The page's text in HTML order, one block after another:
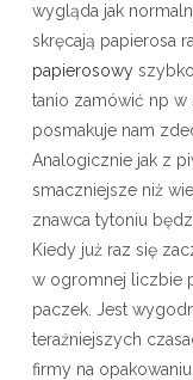
wygląda jak
skręcają papierosa
papierosowy
tanio zamówić np w
posmakuje nam
Analogicznie jak z
smaczniejsze niż
znawca tytoniu
Kiedy już raz się
w ogromnej liczbie
paczek. Jest
teraźniejszych
firmy na opakowaniu.